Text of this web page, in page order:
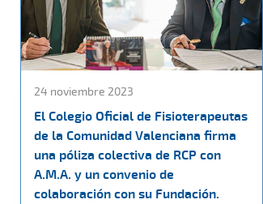
24 noviembre 2023
El Colegio Oficial de Fisioterapeutas
de la Comunidad Valenciana firma
una póliza colectiva de RCP con
A.M.A. y un convenio de
colaboración con su Fundación.